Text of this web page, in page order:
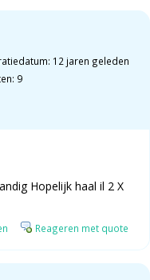
12 jaren geleden
9
Hopelijk haal il 2 X
Reageren met quote